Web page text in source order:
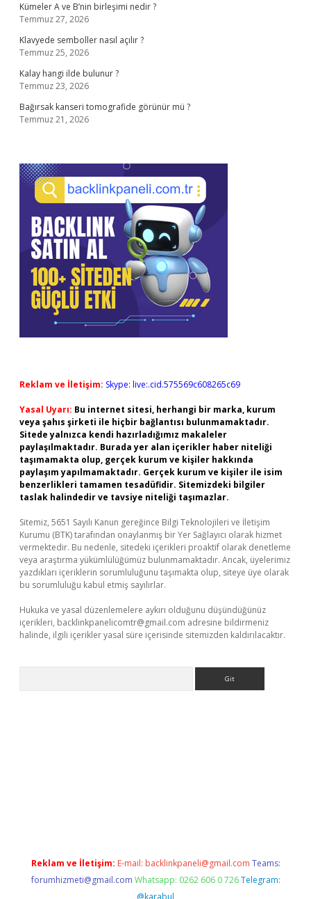
Kümeler A ve B’nin birleşimi nedir ?
Temmuz 27, 2026
Klavyede semboller nasıl açılır ?
Temmuz 25, 2026
Kalay hangi ilde bulunur ?
Temmuz 23, 2026
Bağırsak kanseri tomografide görünür mü ?
Temmuz 21, 2026
Reklam ve İletişim: Skype: live:.cid.575569c608265c69
Yasal Uyarı: Bu internet sitesi, herhangi bir marka, kurum
veya şahıs şirketi ile hiçbir bağlantısı bulunmamaktadır.
Sitede yalnızca kendi hazırladığımız makaleler
paylaşılmaktadır. Burada yer alan içerikler haber niteliği
taşımamakta olup, gerçek kurum ve kişiler hakkında
paylaşım yapılmamaktadır. Gerçek kurum ve kişiler ile isim
benzerlikleri tamamen tesadüfidir. Sitemizdeki bilgiler
taslak halindedir ve tavsiye niteliği taşımazlar.
Sitemiz, 5651 Sayılı Kanun gereğince Bilgi Teknolojileri ve İletişim
Kurumu (BTK) tarafından onaylanmış bir Yer Sağlayıcı olarak hizmet
vermektedir. Bu nedenle, sitedeki içerikleri proaktif olarak denetleme
veya araştırma yükümlülüğümüz bulunmamaktadır. Ancak, üyelerimiz
yazdıkları içeriklerin sorumluluğunu taşımakta olup, siteye üye olarak
bu sorumluluğu kabul etmiş sayılırlar.
Hukuka ve yasal düzenlemelere aykırı olduğunu düşündüğünüz
içerikleri, backlinkpanelicomtr@gmail.com adresine bildirmeniz
halinde, ilgili içerikler yasal süre içerisinde sitemizden kaldırılacaktır.
Reklam ve İletişim: E-mail: backlinkpaneli@gmail.com Teams:
forumhizmeti@gmail.com Whatsapp: 0262 606 0 726 Telegram:
@karabul